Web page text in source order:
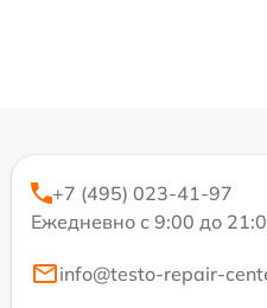
+7 (495) 023-41-97
Ежедневно с 9:00 до
info@testo-repair-